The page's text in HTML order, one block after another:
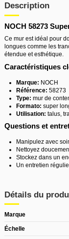
Description
NOCH 58273
Ce mur est idéal pour
longues comme les
étendue et esthétique.
Caractéristiques
Marque: NOCH
Référence: 58273
Type: mur de
Formato: super
Utilisation: talus,
Questions et
Manipulez avec
Nettoyez
Stockez dans un
Un entretien
Détails du
Marque
Échelle